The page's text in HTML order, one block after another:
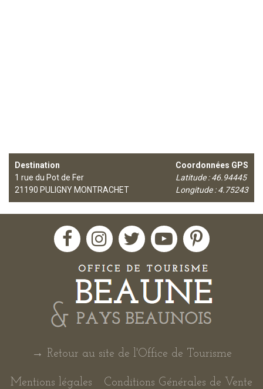
Destination
1 rue du Pot de Fer
21190 PULIGNY MONTRACHET
Coordonnées GPS
Latitude : 46.94445
Longitude : 4.75243
→ Retour au site de l'Office de Tourisme
Mentions légales Conditions Générales de Vente